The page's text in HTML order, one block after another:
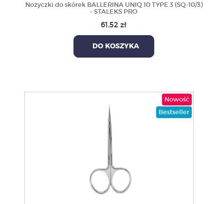
Nożyczki do skórek BALLERINA UNIQ 10 TYPE 3 (SQ-10/3)
- STALEKS PRO
61,52 zł
DO KOSZYKA
Nowość
Bestseller